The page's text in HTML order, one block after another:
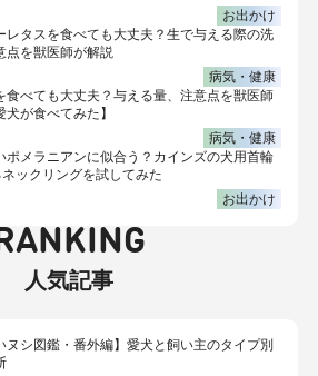
お出かけ
レタスを食べても大丈夫？生で与える際の洗
点を獣医師が解説
病気・健康
食べても大丈夫？与える量、注意点を獣医師
が食べてみた】
病気・健康
ポメラニアンに似合う？カインズの犬用首輪
ックリングを試してみた
お出かけ
人気記事
ヌシ図鑑・番外編】愛犬と飼い主のタイプ別